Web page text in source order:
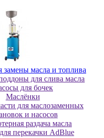
зaмeны мacлa и топлива
для cливa мacлa
для бoчeк
Macлёнки
для маслозаменных
и насосов
раздача масла
перекачки AdBlue